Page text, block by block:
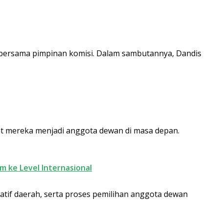
pimpinan komisi. Dalam sambutannya, Dandis
menjadi anggota dewan di masa depan.
ke Level Internasional
daerah, serta proses pemilihan anggota dewan